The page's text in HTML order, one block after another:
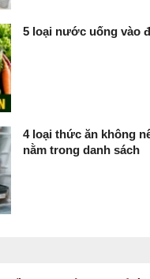
5 loại nước uống vào
4 loại thức ăn không
nằm trong danh sách